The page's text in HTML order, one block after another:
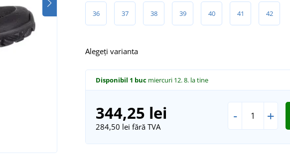
36 37 38 39 40 41 42
Alegeți varianta
Disponibil 1 buc miercuri 12. 8. la tine
344,25 lei
284,50 lei fără TVA
- +